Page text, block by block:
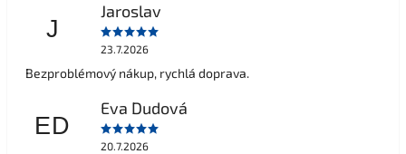
J
Jaroslav
23.7.2026
Bezproblémový nákup, rychlá doprava.
ED
Eva Dudová
20.7.2026